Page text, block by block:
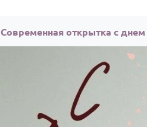
Современная открытка с